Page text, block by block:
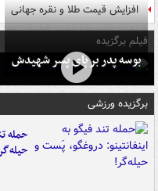
افزایش قیمت طلا و نقره جهانی
فیلم برگزیده
بوسه‌ پدر بر پای پسر شهیدش
برگزیده ورزشی
حمله